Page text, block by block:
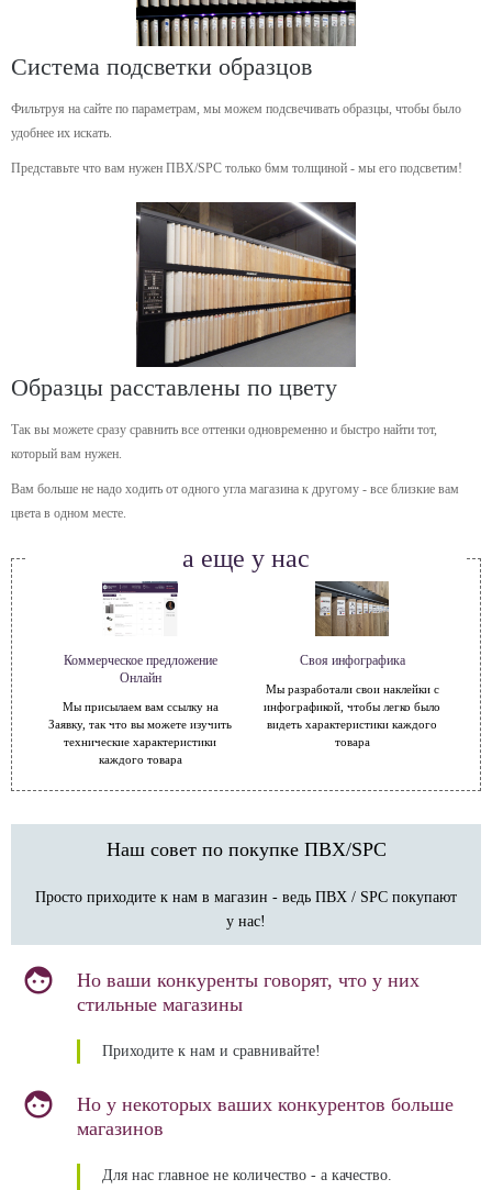
Система подсветки образцов
Фильтруя на сайте по параметрам, мы можем подсвечивать образцы, чтобы было
удобнее их искать.
Представьте что вам нужен ПВХ/SPC только 6мм толщиной - мы его подсветим!
Образцы расставлены по цвету
Так вы можете сразу сравнить все оттенки одновременно и быстро найти тот,
который вам нужен.
Вам больше не надо ходить от одного угла магазина к другому - все близкие вам
цвета в одном месте.
а еще у нас
Коммерческое предложение
Онлайн
Мы присылаем вам ссылку на
Заявку, так что вы можете изучить
технические характеристики
каждого товара
Своя инфографика
Мы разработали свои наклейки с
инфографикой, чтобы легко было
видеть характеристики каждого
товара
Наш совет по покупке ПВХ/SPC
Просто приходите к нам в магазин - ведь ПВХ / SPC покупают
у нас!
Но ваши конкуренты говорят, что у них
стильные магазины
Приходите к нам и сравнивайте!
Но у некоторых ваших конкурентов больше
магазинов
Для нас главное не количество - а качество.